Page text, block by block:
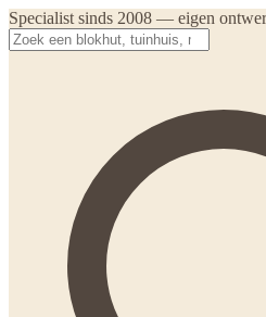
Specialist sinds 2008 — eigen